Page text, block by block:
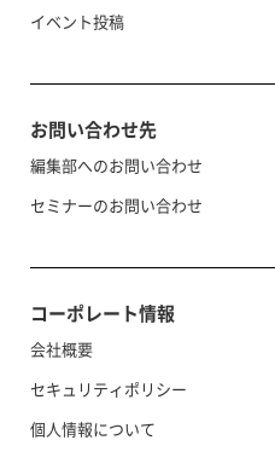
イベント投稿
お問い合わせ先
編集部へのお問い合わせ
セミナーのお問い合わせ
コーポレート情報
会社概要
セキュリティポリシー
個人情報について